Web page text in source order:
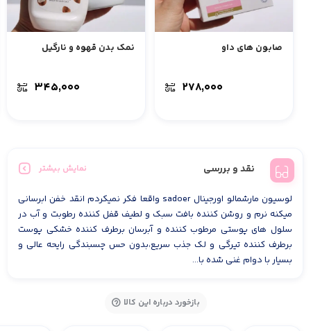
صابون های داو
۲۷۸,۰۰۰
نمک بدن قهوه و نارگیل
۳۴۵,۰۰۰
نقد و بررسی نمایش بیشتر
لوسیون مارشمالو اورجینال sadoer واقعا فکر نمیکردم انقد خفن ابرسانی
میکنه نرم و روشن کننده بافت سبک و لطیف قفل کننده رطوبت و آب در
سلول های پوستی مرطوب کننده و آبرسان برطرف کننده خشکی پوست
برطرف کننده تیرگی و لک جذب سریع،بدون حس چسبندگی رایحه عالی و
بسیار با دوام غنی شده با...
بازخورد درباره این کالا